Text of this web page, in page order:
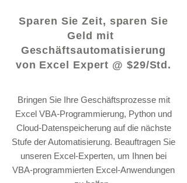
Sparen Sie Zeit, sparen Sie
Geld mit
Geschäftsautomatisierung
von Excel Expert @ $29/Std.
Bringen Sie Ihre Geschäftsprozesse mit
Excel VBA-Programmierung, Python und
Cloud-Datenspeicherung auf die nächste
Stufe der Automatisierung. Beauftragen Sie
unseren Excel-Experten, um Ihnen bei
VBA-programmierten Excel-Anwendungen